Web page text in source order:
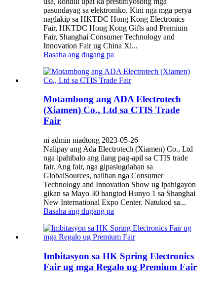
pasundayag sa elektroniko. Kini nga mga perya
naglakip sa HKTDC Hong Kong Electronics
Fair, HKTDC Hong Kong Gifts and Premium
Fair, Shanghai Consumer Technology and
Innovation Fair ug China Xi...
Basaha ang dugang pa
Motambong ang ADA Electrotech
(Xiamen) Co., Ltd sa CTIS Trade
Fair
ni admin niadtong 2023-05-26
Nalipay ang Ada Electrotech (Xiamen) Co., Ltd
nga ipahibalo ang ilang pag-apil sa CTIS trade
fair. Ang fair, nga gipasiugdahan sa
GlobalSources, nailhan nga Consumer
Technology and Innovation Show ug ipahigayon
gikan sa Mayo 30 hangtod Hunyo 1 sa Shanghai
New International Expo Center. Natukod sa...
Basaha ang dugang pa
Imbitasyon sa HK Spring Electronics
Fair ug mga Regalo ug Premium Fair